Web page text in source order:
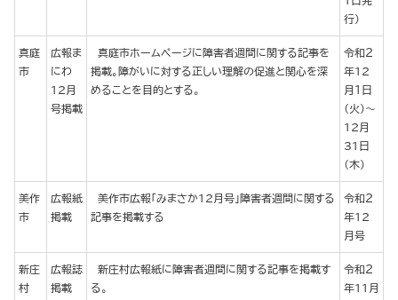
行）
真庭
市
広報ま
にわ
12月
号掲載
真庭市ホームページに障害者週間に関する記事を
掲載。障がいに対する正しい理解の促進と関心を深
めることを目的とする。
令和２
年12
月１日
（火）～
12月
31日
（木）
美作
市
広報紙
掲載
美作市広報「みまさか12月号」障害者週間に関する
記事を掲載する
令和２
年12
月号
新庄
村
広報誌
掲載
新庄村広報紙に障害者週間に関する記事を掲載す
る。
令和２
年11月